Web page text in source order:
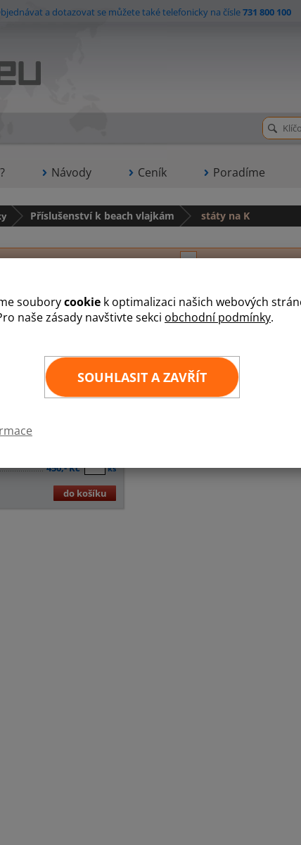
souborycookie k optimalizaci našich webových
naše zásady navštivte sekci obchodní podmínky.
SOUHLASIT A ZAVŘÍT
a dotazovat se můžete také telefonicky na čísle731 800 100
Návody Ceník Poradíme
Příslušenství k beach vlajkám státy na K
D K N P R S V Z
stojan s rotátorem
70x60 cm - váha cca 2,8
2 kg s pevným trnem.
450,- Kč ks
do košíku